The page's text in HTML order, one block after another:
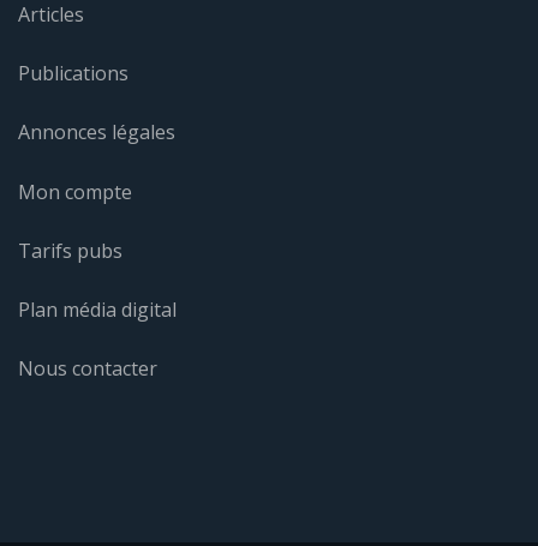
Articles
Publications
Annonces légales
Mon compte
Tarifs pubs
Plan média digital
Nous contacter